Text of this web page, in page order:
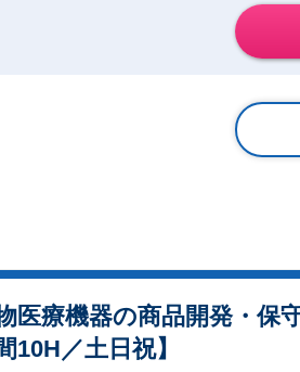
医療機器の商品開発・保
10H／土日祝】